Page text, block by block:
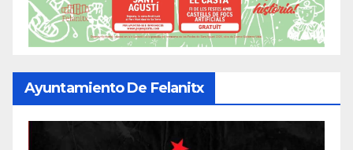
Ayuntamiento De Felanitx